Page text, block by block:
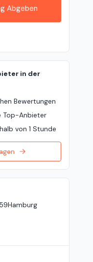
Abgeben
in der
Bewertungen
Top-Anbieter
von 1 Stunde
Hamburg